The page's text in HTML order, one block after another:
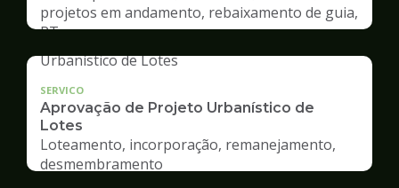
projetos em andamento, rebaixamento de guia,
RT
SERVICO
Aprovação de Projeto Urbanístico de
Lotes
Loteamento, incorporação, remanejamento,
desmembramento